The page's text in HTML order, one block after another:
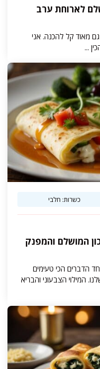
לארוחת ערב
מאוד קל להכנה. אני
...
כשרות: חלבי
המושלם והמפנק
הדברים הכי טעימים
המילוי הצבעוני והבריא